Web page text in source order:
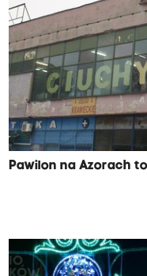
Pawilon na Azorach